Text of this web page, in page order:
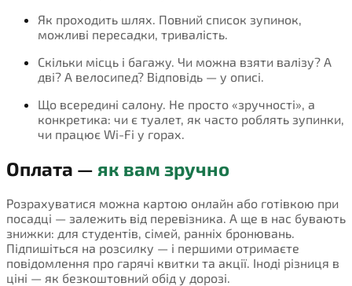
Як проходить шлях. Повний список зупинок,
можливі пересадки, тривалість.
Скільки місць і багажу. Чи можна взяти валізу? А
дві? А велосипед? Відповідь — у описі.
Що всередині салону. Не просто «зручності», а
конкретика: чи є туалет, як часто роблять зупинки,
чи працює Wi-Fi у горах.
Оплата — як вам зручно
Розрахуватися можна картою онлайн або готівкою при
посадці — залежить від перевізника. А ще в нас бувають
знижки: для студентів, сімей, ранніх бронювань.
Підпишіться на розсилку — і першими отримаєте
повідомлення про гарячі квитки та акції. Іноді різниця в
ціні — як безкоштовний обід у дорозі.